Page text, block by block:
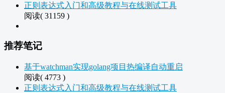
正则表达式入门和高级教程与在线测试工具
阅读( 31159 )
推荐笔记
基于watchman实现golang项目热编译自动重启
阅读( 4773 )
正则表达式入门和高级教程与在线测试工具